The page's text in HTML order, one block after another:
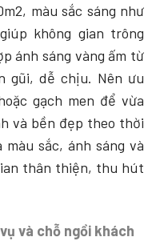
màu sắc sáng như
không gian trông
ánh sáng vàng ấm từ
gũi, dễ chịu. Nên ưu
gạch men để vừa
và bền đẹp theo thời
sắc, ánh sáng và
thân thiện, thu hút
và chỗ ngồi khách